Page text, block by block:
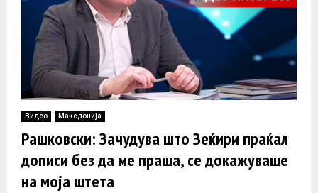
Видео Македонија
Рашковски: Зачудува што Зеќири праќал
дописи без да ме праша, се докажуваше
на моја штета